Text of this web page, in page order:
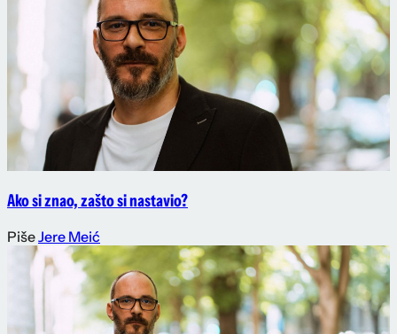
Ako si znao, zašto si nastavio?
PišeJere Meić